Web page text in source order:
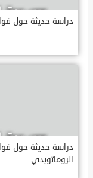
دراسة حديثة حول
دراسة حديثة حول
الروماتويدي